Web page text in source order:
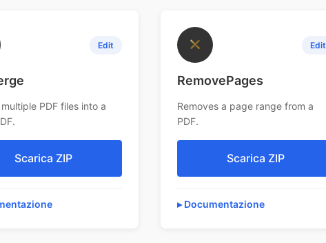
Edit
PDF files into a
Scarica ZIP
✕ Edit
RemovePages
Removes a page range from a
PDF.
Scarica ZIP
Documentazione